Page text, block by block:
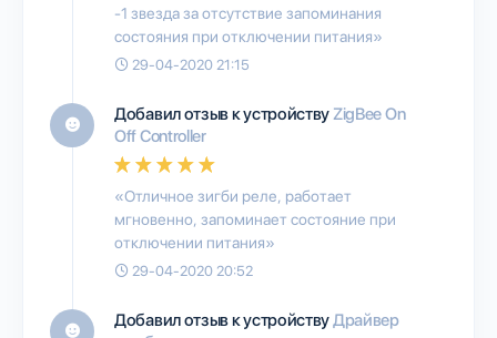
-1 звезда за отсутствие запоминания
состояния при отключении питания»
29-04-2020 21:15
Добавил отзыв к устройству ZigBee On
Off Controller
«Отличное зигби реле, работает
мгновенно, запоминает состояние при
отключении питания»
29-04-2020 20:52
Добавил отзыв к устройствуДрайвер